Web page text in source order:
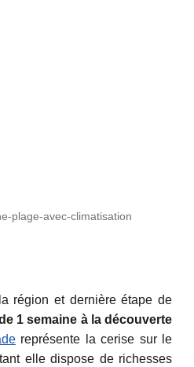
plage-avec-climatisation
région et dernière étape de
1 semaine à la découverte
représente la cerise sur le
elle dispose de richesses